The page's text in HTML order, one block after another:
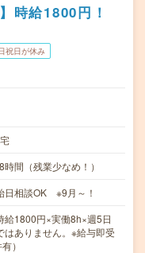
時給1800円！
祝日が休み
間（残業少なめ！）
相談OK ※9月～！
1800円×実働8h×週5日
ありません。※給与即受
）